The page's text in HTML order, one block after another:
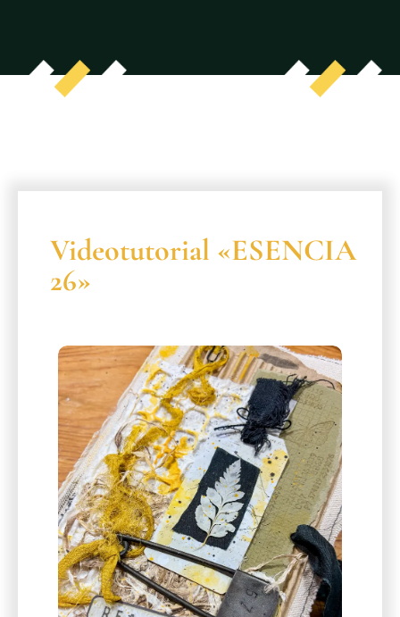
Videotutorial «ESENCIA
26»